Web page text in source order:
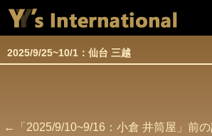
2025/9/25~10/1：仙台 三越
←「 2025/9/10~9/16：小倉 井筒屋 」前